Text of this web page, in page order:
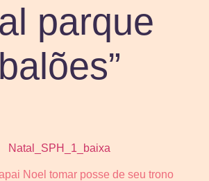
parque
Noel tomar posse de seu trono